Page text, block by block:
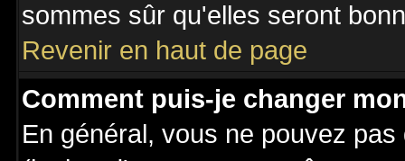
sommes sûr qu'elles seront
Revenir en haut de page
Comment puis-je changer
En général, vous ne pouvez